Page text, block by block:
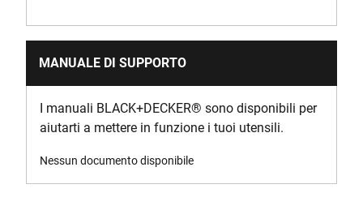
MANUALE DI SUPPORTO
I manuali BLACK+DECKER® sono disponibili per
aiutarti a mettere in funzione i tuoi utensili.
Nessun documento disponibile